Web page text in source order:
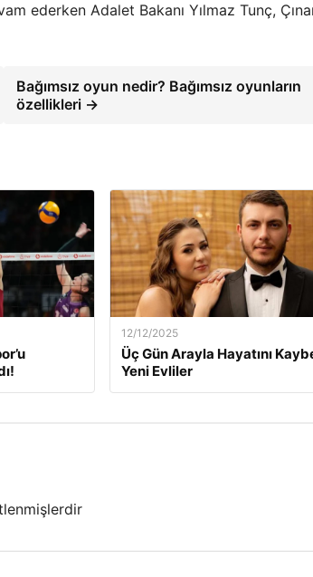
ederken Adalet Bakanı Yılmaz Tunç,
Bağımsız oyun nedir? Bağımsız oyunların
özellikleri →
12/12/2025
Üç Gün Arayla Hayatını
Yeni Evliler